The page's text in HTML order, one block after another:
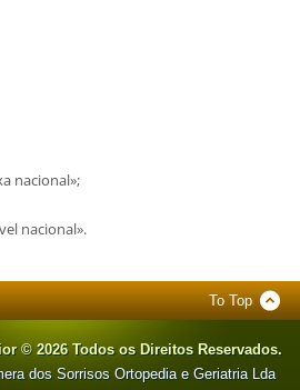
nacional»;
nacional».
To Top
© 2026 Todos os Direitos Reservados.
dos Sorrisos Ortopedia e Geriatria Lda